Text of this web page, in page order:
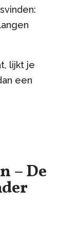
lijkt je
een
– De